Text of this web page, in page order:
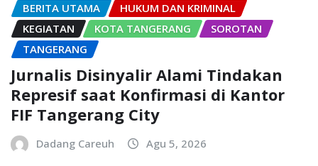
BERITA UTAMA
HUKUM DAN KRIMINAL
KEGIATAN
KOTA TANGERANG
SOROTAN
TANGERANG
Jurnalis Disinyalir Alami Tindakan
Represif saat Konfirmasi di Kantor
FIF Tangerang City
Dadang Careuh Agu 5, 2026